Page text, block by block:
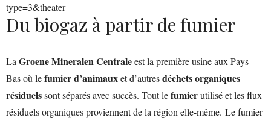
type=3&theater
Du biogaz à partir de fumier
La Groene Mineralen Centraleest la première usine aux Pays-
Bas où lefumier d’animauxet d’autresdéchets organiques
résiduelssont séparés avec succès. Tout lefumierutilisé et les flux
résiduels organiques proviennent de la région elle-même. Le fumier